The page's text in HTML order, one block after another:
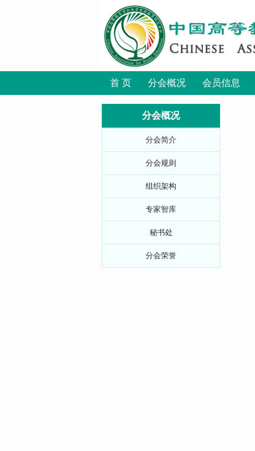
首 页 分会概况 会员信息
分会概况
分会简介
分会规则
组织架构
专家智库
秘书处
分会荣誉